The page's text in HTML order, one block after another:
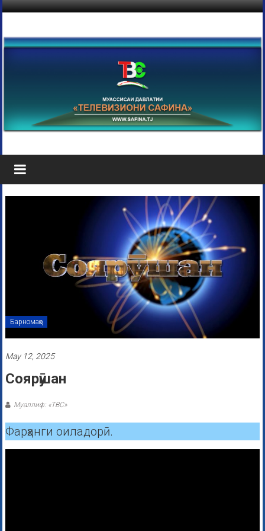
Барномаҳо
May 12, 2025
Соярӯшан
Муаллиф: «ТВС»
Фарҳанги оиладорӣ.